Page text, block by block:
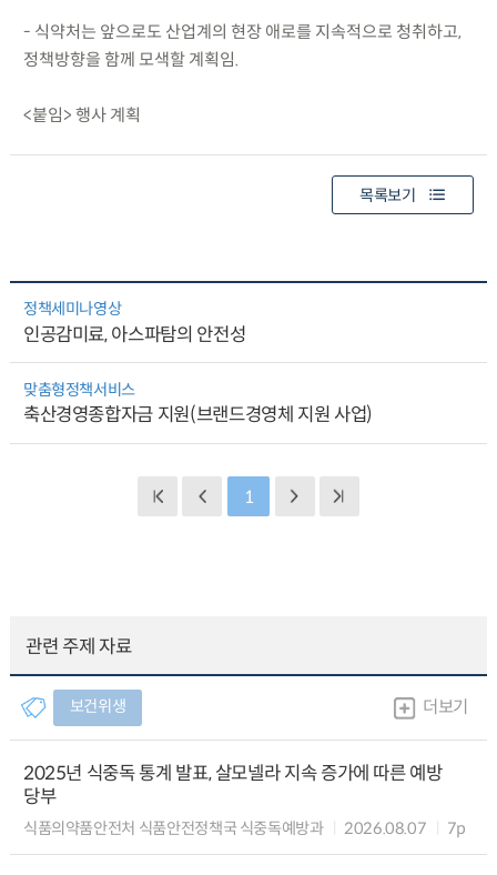
- 식약처는 앞으로도 산업계의 현장 애로를 지속적으로 청취하고,
정책방향을 함께 모색할 계획임.
<붙임> 행사 계획
목록보기
정책세미나영상
인공감미료, 아스파탐의 안전성
맞춤형정책서비스
축산경영종합자금 지원(브랜드경영체 지원 사업)
1
관련 주제 자료
보건위생 더보기
2025년 식중독 통계 발표, 살모넬라 지속 증가에 따른 예방
당부
식품의약품안전처 식품안전정책국 식중독예방과 2026.08.07 7p